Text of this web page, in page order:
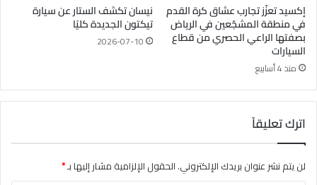
إكسيد تعزّز تجارب عشاق كرة القدم
في منطقة المشجّعين في الرياض
بصفتها الراعي الحصري من قطاع
السيارات
منذ 4 أسابيع
نيسان تكشف الستار عن سيارة
تيكتون الجديدة كليًا
2026-07-10
اترك تعليقاً
لن يتم نشر عنوان بريدك الإلكتروني.الحقول الإلزامية مشار إليها بـ*